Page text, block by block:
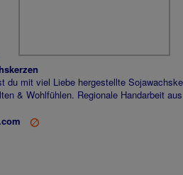
du mit viel Liebe hergestellte
& Wohlfühlen. Regionale Handarbeit